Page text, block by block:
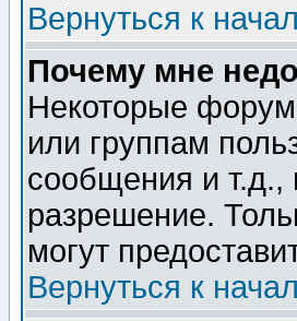
Вернуться к
Почему мне
Некоторые
или группам
сообщения и т.д.,
разрешение.
могут
Вернуться к